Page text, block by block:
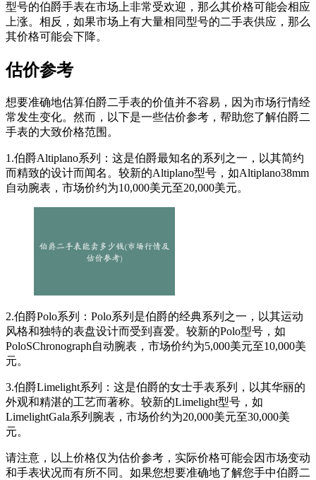
型号的伯爵手表在市场上非常受欢迎，那么其价格可能会相应
上涨。相反，如果市场上有大量相同型号的二手表供应，那么
其价格可能会下降。
估价参考
想要准确地估算伯爵二手表的价值并不容易，因为市场行情经
常发生变化。然而，以下是一些估价参考，帮助您了解伯爵二
手表的大致价格范围。
1.伯爵Altiplano系列：这是伯爵最知名的系列之一，以其简约
而精致的设计而闻名。较新的Altiplano型号，如Altiplano38mm
自动腕表，市场价约为10,000美元至20,000美元。
2.伯爵Polo系列：Polo系列是伯爵的经典系列之一，以其运动
风格和独特的表盘设计而受到喜爱。较新的Polo型号，如
PoloSChronograph自动腕表，市场价约为5,000美元至10,000美
元。
3.伯爵Limelight系列：这是伯爵的女士手表系列，以其华丽的
外观和精湛的工艺而著称。较新的Limelight型号，如
LimelightGala系列腕表，市场价约为20,000美元至30,000美
元。
请注意，以上价格仅为估价参考，实际价格可能会因市场变动
和手表状况而有所不同。如果您想要准确地了解您手中伯爵二